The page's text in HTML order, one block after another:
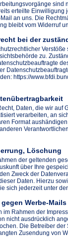
sind
erteilte Einwilligung
an uns. Die
bleibt vom Widerruf
bei der
zu.
https://
Daten, die wir auf
verarbeiten, an
Format
Löschung
der geltenden
über Ihre
Zweck der
Daten. Hierzu
sich jederzeit unter
Werbe-Mails
im Rahmen der
nicht ausdrücklich
Die Betreiber
Zusendung von